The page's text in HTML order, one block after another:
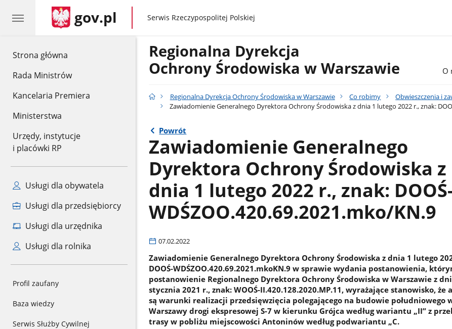
Strona główna
Rada Ministrów
Kancelaria Premiera
Ministerstwa
Urzędy, instytucje
i placówki RP
Usługi dla obywatela
Usługi dla przedsiębiorcy
Usługi dla urzędnika
Usługi dla rolnika
Profil zaufany
Baza wiedzy
Serwis Służby Cywilnej
gov.pl gov.pl
Serwis Rzeczypospolitej Polskiej
Regionalna Dyrekcja
Ochrony Środowiska w Warszawie
O
Regionalna Dyrekcja Ochrony Środowiska w Warszawie Co robimy Obwieszczenia i
Zawiadomienie Generalnego Dyrektora Ochrony Środowiska z dnia 1 lutego 2022 r., znak:
Powrót
Zawiadomienie Generalnego
Dyrektora Ochrony Środowiska z
dnia 1 lutego 2022 r., znak:
WDŚZOO.420.69.2021.mko/KN.9
07.02.2022
Zawiadomienie Generalnego Dyrektora Ochrony Środowiska z dnia 1 lutego
DOOŚ-WDŚZOO.420.69.2021.mkoKN.9 w sprawie wydania postanowienia,
postanowienie Regionalnego Dyrektora Ochrony Środowiska w Warszawie z
stycznia 2021 r., znak: WOOŚ-II.420.128.2020.MP.11, wyrażające stanowisko, że
są warunki realizacji przedsięwzięcia polegającego na budowie południowego
Warszawy drogi ekspresowej S-7 w kierunku Grójca według wariantu „II” z
trasy w pobliżu miejscowości Antoninów według podwariantu „C.